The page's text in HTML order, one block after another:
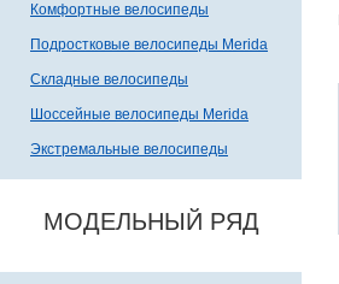
Комфортные велосипеды
Подростковые велосипеды Merida
Складные велосипеды
Шоссейные велосипеды Merida
Экстремальные велосипеды
МОДЕЛЬНЫЙ РЯД